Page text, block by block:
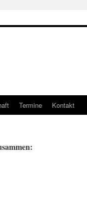
Termine Kontakt